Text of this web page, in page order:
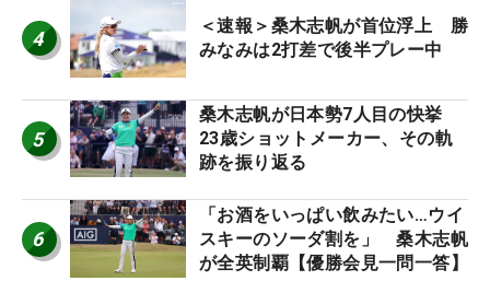
4
＜速報＞桑木志帆が首位浮上 勝
みなみは2打差で後半プレー中
5
桑木志帆が日本勢7人目の快挙
23歳ショットメーカー、その軌
跡を振り返る
6
「お酒をいっぱい飲みたい…ウイ
スキーのソーダ割を」 桑木志帆
が全英制覇【優勝会見一問一答】